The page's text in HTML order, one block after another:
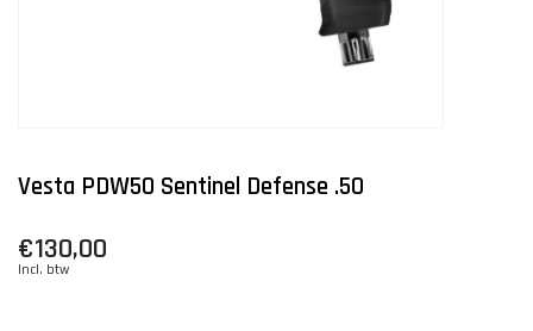
Vesta PDW50 Sentinel Defense .50
€130,00
Incl. btw